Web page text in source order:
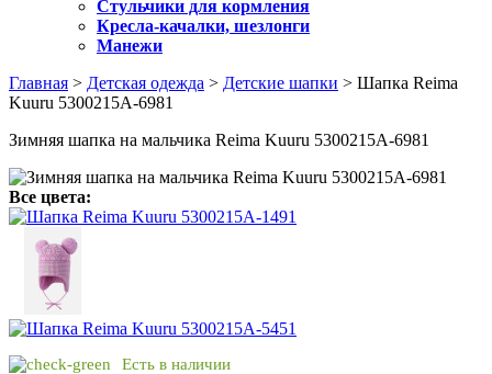
Стульчики для кормления
Кресла-качалки, шезлонги
Манежи
Главная > Детская одежда > Детские шапки > Шапка Reima
Kuuru 5300215A-6981
Зимняя шапка на мальчика Reima Kuuru 5300215A-6981
Все цвета:
Есть в наличии